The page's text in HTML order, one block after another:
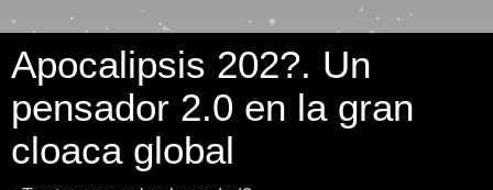
Apocalipsis 202?. Un
pensador 2.0 en la gran
cloaca global